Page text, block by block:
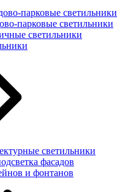
парковые светильники
парковые светильники
светильники
светильники
фасадов
и фонтанов